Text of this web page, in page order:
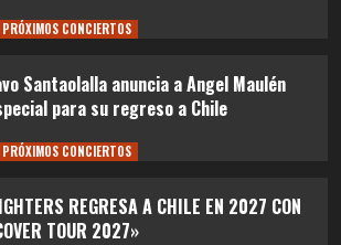
PRÓXIMOS CONCIERTOS
Santaolalla anuncia a Angel Maulén
para su regreso a Chile
PRÓXIMOS CONCIERTOS
REGRESA A CHILE EN 2027 CON
TOUR 2027»